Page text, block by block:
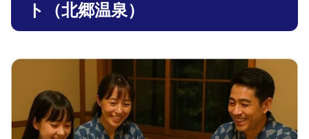
ト（北郷温泉）